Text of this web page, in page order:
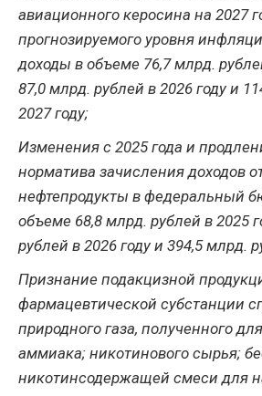
авиационного керосина на 2027
прогнозируемого уровня
доходы в объеме 76,7 млрд.
87,0 млрд. рублей в 2026 году и
2027 году;
Изменения с 2025 года и
норматива зачисления доходов
нефтепродукты в федеральный
объеме 68,8 млрд. рублей в 2025
рублей в 2026 году и 394,5 млрд.
Признание подакцизной
фармацевтической субстанции
природного газа, полученного
аммиака; никотинового сырья;
никотинсодержащей смеси для